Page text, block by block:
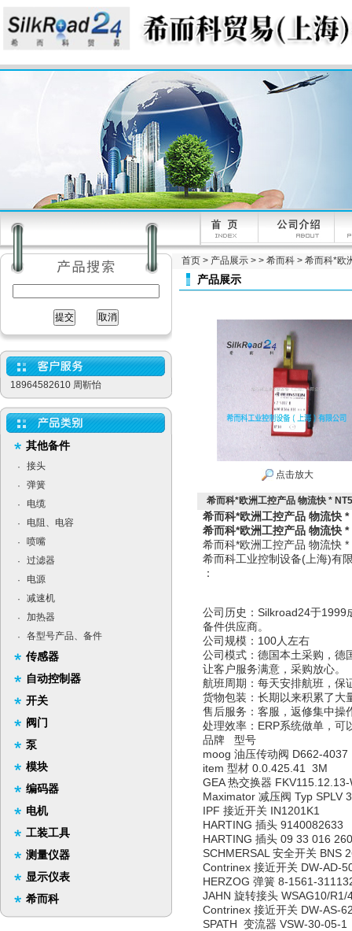
18964582610 周靳怡
其他备件
·
接头
·
弹簧
·
电缆
·
电阻、电容
·
喷嘴
·
过滤器
·
电源
·
减速机
·
加热器
·
各型号产品、备件
传感器
自动控制器
开关
阀门
泵
模块
编码器
电机
工装工具
测量仪器
显示仪表
希而科
首页 > 产品展示 > > 希而科 > 希而科*欧
产品展示
点击放大
希而科*欧洲工控产品 物流快 *
希而科*欧洲工控产品 物流快
希而科*欧洲工控产品 物流快
希而科*欧洲工控产品 物流
希而科工业控制设备(上海)
：
公司历史：Silkroad24于1999
备件供应商。
公司规模：100人左右
公司模式：德国本土采购，德
让客户服务满意，采购放心。
航班周期：每天安排航班，保
货物包装：长期以来积累了大
售后服务：客服，返修集中操
处理效率：ERP系统做单，可
品牌 型号
moog 油压传动阀 D662-4037
item 型材 0.0.425.41 3M
GEA 热交换器 FKV115.12.13-
Maximator 减压阀 Typ SPLV
IPF 接近开关 IN1201K1
HARTING 插头 9140082633
HARTING 插头 09 33 016
SCHMERSAL 安全开关 BNS
Contrinex 接近开关 DW-AD-
HERZOG 弹簧 8-1561-
JAHN 旋转接头 WSAG10/
Contrinex 接近开关 DW-AS-
SPATH 变流器 VSW-30-05-1